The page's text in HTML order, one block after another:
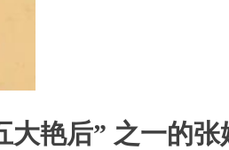
大艳后” 之一的